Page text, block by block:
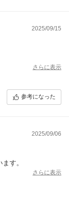
2025/09/15
さらに表示
参考になった
2025/09/06
す。
さらに表示